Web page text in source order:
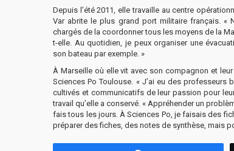
Depuis l’été 2011, elle travaille au centre
Var abrite le plus grand port militaire français.
chargés de la coordonner tous les moyens de la
t-elle. Au quotidien, je peux organiser une
son bateau par exemple. »
À Marseille où elle vit avec son compagnon et
Sciences Po Toulouse. « J’ai eu des
cultivés et communicatifs de leur passion pour
travail qu’elle a conservé. « Appréhender un
fais tous les jours. À Sciences Po, je faisais des
préparer des fiches, des notes de synthèse, mais